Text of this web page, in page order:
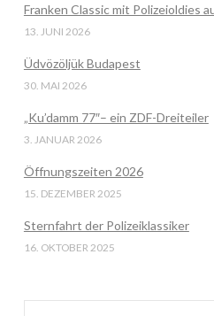
Franken Classic mit Polizeioldies
13. JUNI 2026
Üdvözöljük Budapest
30. MAI 2026
„Ku’damm 77″– ein ZDF-Dreiteiler
3. JANUAR 2026
Öffnungszeiten 2026
15. DEZEMBER 2025
Sternfahrt der Polizeiklassiker
16. OKTOBER 2025